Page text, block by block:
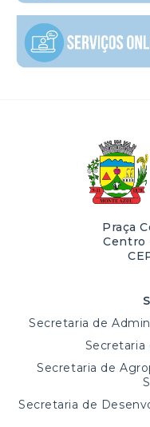
Praça
Centro
Secretaria de
Secretaria
Secretaria de
Secretaria de